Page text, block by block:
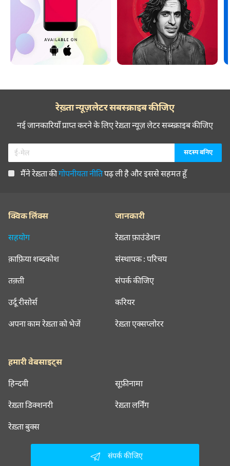
रेख़्ता न्यूज़लेटर सबस्क्राइब कीजिए
नई जानकारियाँ प्राप्त करने के लिए रेख़्ता न्यूज़ लेटर सब्स्क्राइब कीजिए
मैंने रेख़्ता कीगोपनीयता नीतिपढ़ ली है और इससे सहमत हूँ
क्विक लिंक्स
सहयोग
क़ाफ़िया शब्दकोश
तक़्ती
उर्दू रीसोर्स
अपना काम रेख़्ता को भेजें
जानकारी
रेख़्ता फ़ाउंडेशन
संस्थापक : परिचय
संपर्क कीजिए
करियर
रेख़्ता एक्सप्लोरर
हमारी वेबसाइट्स
हिन्दवी सूफ़ीनामा
रेख़्ता डिक्शनरी रेख़्ता लर्निंग
रेख़्ता बुक्स
संपर्क कीजिए